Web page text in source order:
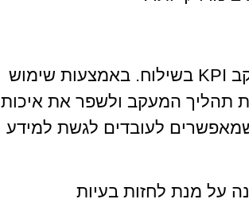
הטכנולוגיות המתקדמות מהוות כלי חיוני לשיפור ביצועים במעקב KPI בשילוח. באמצעות שימוש
את תהליך המעקב ולשפר את איכות
לעובדים לגשת למידע
על מנת לחזות בעיות